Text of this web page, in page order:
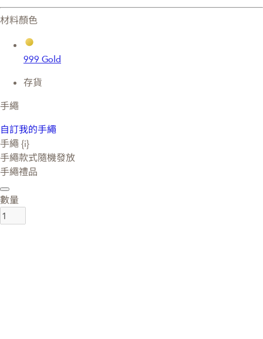
材料顏色
999 Gold
存貨
手繩
自訂我的手繩
手繩 {i}
手繩款式隨機發放
手繩禮品
數量